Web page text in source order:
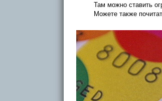
Там можно ставить
Можете также